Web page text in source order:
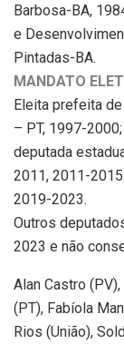
Barbosa-BA,
e
Pintadas-BA.
MANDATO
Eleita prefeita
– PT, 1997-
deputada
2011, 2011-
2019-2023.
Outros
2023 e não
Alan Castro
(PT), Fabíola
Rios (União),